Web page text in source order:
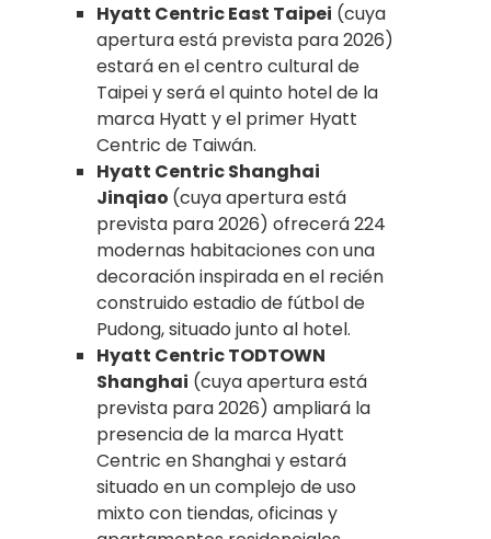
Hyatt Centric East Taipei (cuya
apertura está prevista para 2026)
estará en el centro cultural de
Taipei y será el quinto hotel de la
marca Hyatt y el primer Hyatt
Centric de Taiwán.
Hyatt Centric Shanghai
Jinqiao (cuya apertura está
prevista para 2026) ofrecerá 224
modernas habitaciones con una
decoración inspirada en el recién
construido estadio de fútbol de
Pudong, situado junto al hotel.
Hyatt Centric TODTOWN
Shanghai (cuya apertura está
prevista para 2026) ampliará la
presencia de la marca Hyatt
Centric en Shanghai y estará
situado en un complejo de uso
mixto con tiendas, oficinas y